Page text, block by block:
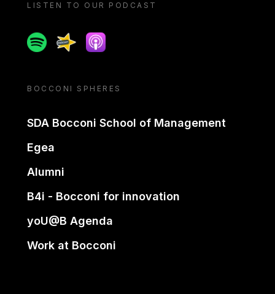
LISTEN TO OUR PODCAST
SpotifySpreakerApple podcast
BOCCONI SPHERES
SDA Bocconi School of Management
Egea
Alumni
B4i - Bocconi for innovation
yoU@B Agenda
Work at Bocconi